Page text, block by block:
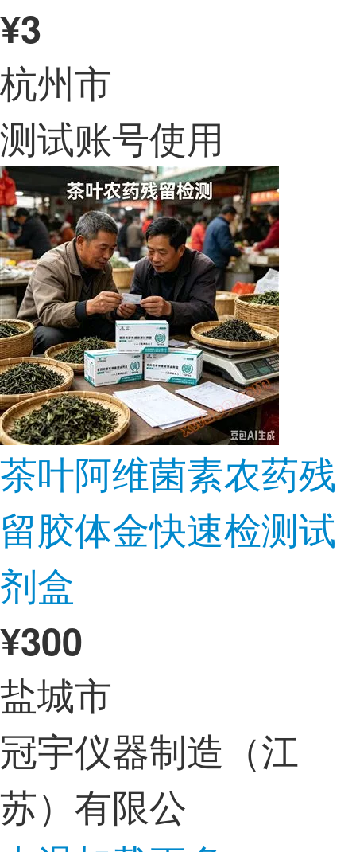
¥3
杭州市
测试账号使用
茶叶阿维菌素农药残
留胶体金快速检测试
剂盒
¥300
盐城市
冠宇仪器制造（江
苏）有限公